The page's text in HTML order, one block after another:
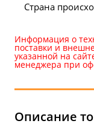
Страна
Информация о
поставки и
указанной на
менеджера при
Описание